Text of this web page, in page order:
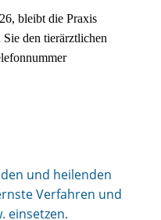
bleibt die Praxis
den tierärztlichen
und heilenden
Verfahren und
einsetzen.